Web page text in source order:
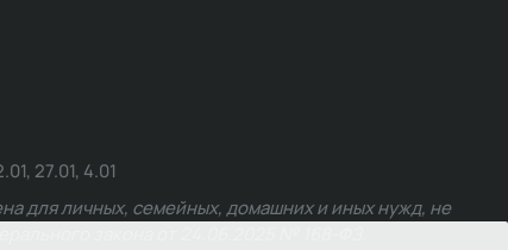
27.01, 4.01
для личных, семейных, домашних и иных нужд, не